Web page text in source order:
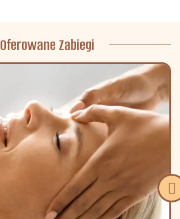
Oferowane Zabiegi